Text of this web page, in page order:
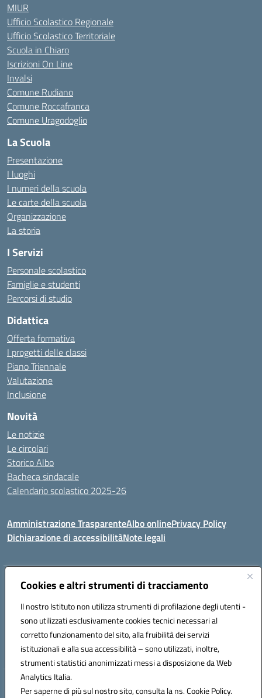
Cookies e altri strumenti di tracciamento
Il nostro Istituto non utilizza strumenti di profilazione degli utenti -
sono utilizzati esclusivamente cookies tecnici necessari al
corretto funzionamento del sito, alla fruibilità dei servizi
istituzionali e alla sua accessibilità – sono utilizzati, inoltre,
strumenti statistici anonimizzati messi a disposizione da Web
Analytics Italia.
Per saperne di più sul nostro sito, consulta la ns. Cookie Policy.
MIUR
Ufficio Scolastico Regionale
Ufficio Scolastico Territoriale
Scuola in Chiaro
Iscrizioni On Line
Invalsi
Comune Rudiano
Comune Roccafranca
Comune Uragodoglio
La Scuola
Presentazione
I luoghi
I numeri della scuola
Le carte della scuola
Organizzazione
La storia
I Servizi
Personale scolastico
Famiglie e studenti
Percorsi di studio
Didattica
Offerta formativa
I progetti delle classi
Piano Triennale
Valutazione
Inclusione
Novità
Le notizie
Le circolari
Storico Albo
Bacheca sindacale
Calendario scolastico 2025-26
Amministrazione TrasparenteAlbo onlinePrivacy Policy
Dichiarazione di accessibilitàNote legali
Indirizzo:VIA A. DE GASPERI, 41 RUDIANO 25030 RUDIANO
Posta elettronica certificata (PEC):bsic86100r@pec.istruzione.it
Codice fiscale: 82002390175
Codice meccanografico: BSIC86100R
Hosting & Powered by 3D Solution S.r.l.